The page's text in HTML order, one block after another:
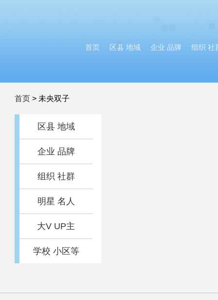
首页 区县 地域 企业 品牌 组织 社
首页 > 未央双子
区县 地域
企业 品牌
组织 社群
明星 名人
大V UP主
学校 小区等